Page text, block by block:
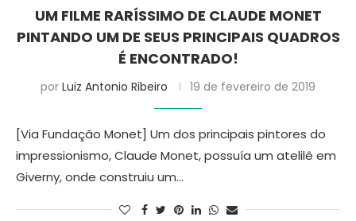
UM FILME RARÍSSIMO DE CLAUDE MONET
PINTANDO UM DE SEUS PRINCIPAIS QUADROS
É ENCONTRADO!
por Luiz Antonio Ribeiro 19 de fevereiro de 2019
[Via Fundação Monet] Um dos principais pintores do
impressionismo, Claude Monet, possuía um atelilê em
Giverny, onde construiu um…